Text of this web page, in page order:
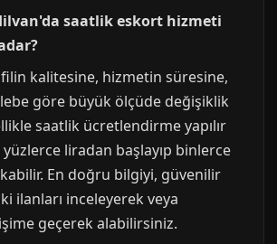
saatlik eskort hizmeti
kalitesine, hizmetin süresine,
göre büyük ölçüde değişiklik
saatlik ücretlendirme yapılır
liradan başlayıp binlerce
En doğru bilgiyi, güvenilir
ilanları inceleyerek veya
geçerek alabilirsiniz.